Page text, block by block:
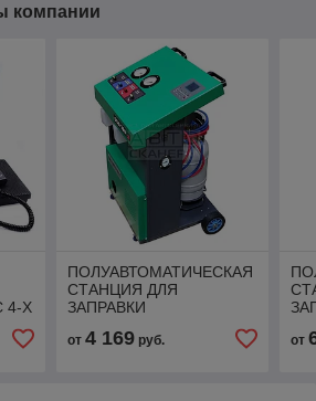
компании
4-Х
ПОЛУАВТОМАТИЧЕСКАЯ
СТАНЦИЯ ДЛЯ
ЗАПРАВКИ
КОНДИЦИОНЕРОВ ОДА
СЕРВИС ODA-360
от 4 169руб. от